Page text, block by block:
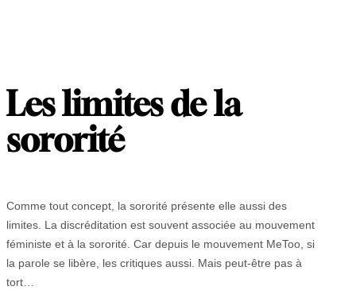
Les limites de la
sororité
Comme tout concept, la sororité présente elle aussi des
limites. La discréditation est souvent associée au mouvement
féministe et à la sororité. Car depuis le mouvement MeToo, si
la parole se libère, les critiques aussi. Mais peut-être pas à
tort…